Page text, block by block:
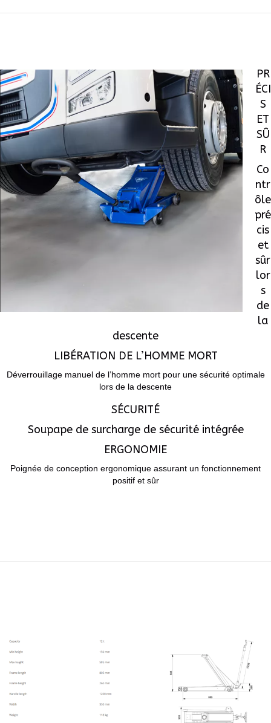
PR
ÉCI
S
ET
SÛ
R
Co
ntr
ôle
pré
cis
et
sûr
lor
s
de
la
descente
LIBÉRATION DE L’HOMME MORT
Déverrouillage manuel de l’homme mort pour une sécurité optimale
lors de la descente
SÉCURITÉ
Soupape de surcharge de sécurité intégrée
ERGONOMIE
Poignée de conception ergonomique assurant un fonctionnement
positif et sûr